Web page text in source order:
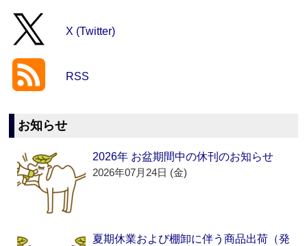
X (Twitter)
RSS
お知らせ
2026年 お盆期間中の休刊のお知らせ
2026年07月24日 (金)
夏期休業および棚卸に伴う商品出荷（発